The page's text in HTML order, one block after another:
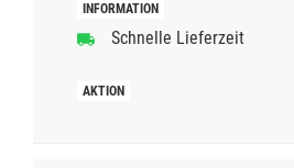
Schnelle Lieferzeit